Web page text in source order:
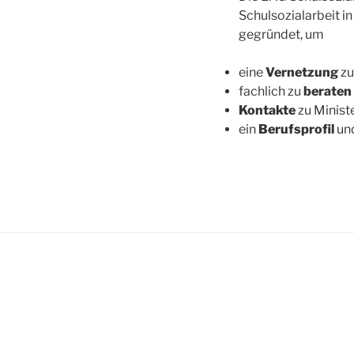
Schulsozialarbeit
gegründet, um
eineVernetzung
fachlich zu beraten
Kontaktezu
ein Berufsprofil